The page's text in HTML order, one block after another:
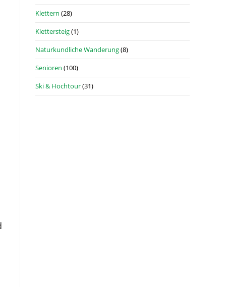
Klettern (28)
Klettersteig(1)
Naturkundliche Wanderung(8)
Senioren (100)
Ski & Hochtour(31)